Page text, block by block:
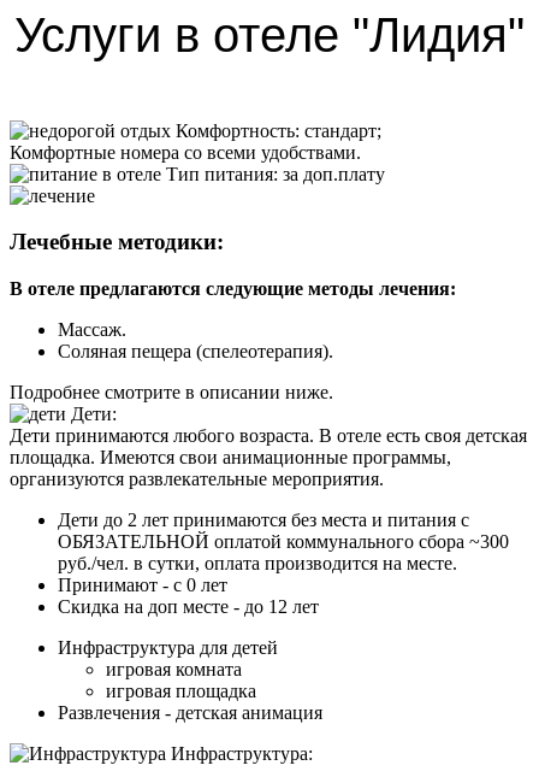
Услуги в отеле "Лидия"
Комфортность: стандарт;
Комфортные номера со всеми удобствами.
Тип питания: за доп.плату
Лечебные методики:
В отеле предлагаются следующие методы лечения:
Массаж.
Соляная пещера (спелеотерапия).
Подробнее смотрите в описании ниже.
Дети:
Дети принимаются любого возраста. В отеле есть своя детская
площадка. Имеются свои анимационные программы,
организуются развлекательные мероприятия.
Дети до 2 лет принимаются без места и питания с
ОБЯЗАТЕЛЬНОЙ оплатой коммунального сбора ~300
руб./чел. в сутки, оплата производится на месте.
Принимают - с 0 лет
Скидка на доп месте - до 12 лет
Инфраструктура для детей
игровая комната
игровая площадка
Развлечения - детская анимация
Инфраструктура: